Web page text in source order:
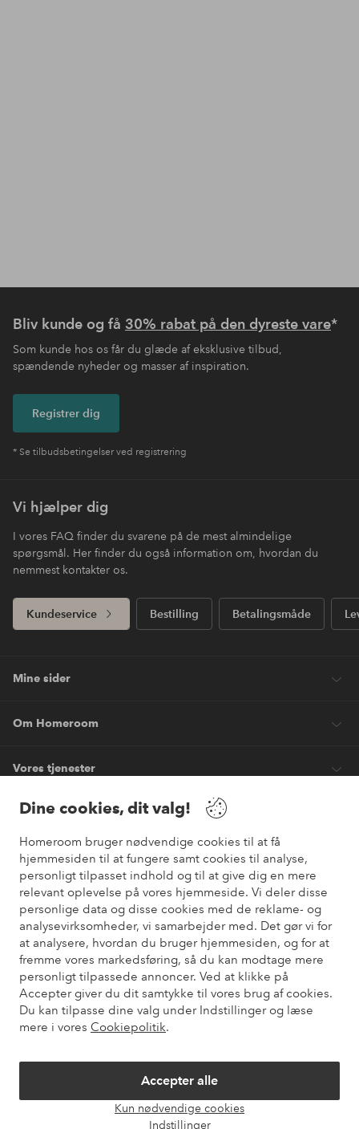
Dine cookies, dit valg!
Homeroom bruger nødvendige cookies til at få
hjemmesiden til at fungere samt cookies til analyse,
personligt tilpasset indhold og til at give dig en mere
relevant oplevelse på vores hjemmeside. Vi deler disse
personlige data og disse cookies med de reklame- og
analysevirksomheder, vi samarbejder med. Det gør vi for
at analysere, hvordan du bruger hjemmesiden, og for at
fremme vores markedsføring, så du kan modtage mere
personligt tilpassede annoncer. Ved at klikke på
Accepter giver du dit samtykke til vores brug af cookies.
Du kan tilpasse dine valg under Indstillinger og læse
mere i vores Cookiepolitik.
Accepter alle
Kun nødvendige cookies
Indstillinger
Bliv kunde og få 30% rabat på den dyreste vare*
Som kunde hos os får du glæde af eksklusive tilbud,
spændende nyheder og masser af inspiration.
Registrer dig
* Se tilbudsbetingelser ved registrering
Vi hjælper dig
I vores FAQ finder du svarene på de mest almindelige
spørgsmål. Her finder du også information om, hvordan du
nemmest kontakter os.
Kundeservice Bestilling Betalingsmåde
Mine sider
Om Homeroom
Vores tjenester
Vilkår
Venner
Sikre betalinger
Vil du vide mere om vores betalingsmuligheder ?
elpy